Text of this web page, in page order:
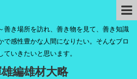
善き場所を訪れ、善き物を見て、善き知識
で感性豊かな人間になりたい。そんなブロ
ていきたいと思います。
編雄材大略